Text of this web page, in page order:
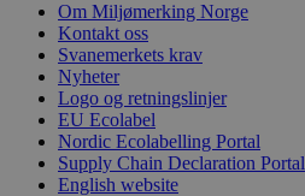
Om Miljømerking Norge
Kontakt oss
Svanemerkets krav
Nyheter
Logo og retningslinjer
EU Ecolabel
Nordic Ecolabelling Portal
Supply Chain Declaration Portal
English website